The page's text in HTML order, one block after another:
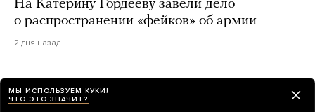
На Катерину Гордееву завели дело
о распространении «фейков» об армии
2 дня назад
В Швеции задержали пару российских
туристов. Их посчитали «угрозой
МЫ ИСПОЛЬЗУЕМ КУКИ!
ЧТО ЭТО ЗНАЧИТ?